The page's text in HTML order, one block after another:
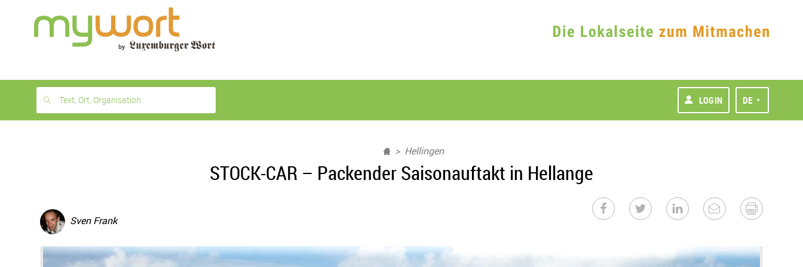
month
free
Text, Ort, Organisation LOGIN DE
Hellingen
STOCK-CAR – Packender Saisonauftakt in Hellange
Sven Frank